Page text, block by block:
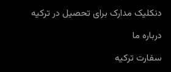
دنکلیک مدارک برای تحصیل در ترکیه
درباره ما
سفارت ترکیه